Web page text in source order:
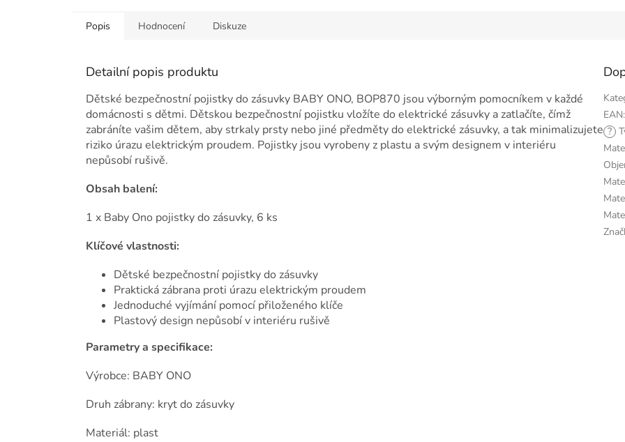
Popis Hodnocení Diskuze
Detailní popis produktu
Dětské bezpečnostní pojistky do zásuvky BABY ONO, BOP870 jsou výborným pomocníkem v každé
domácnosti s dětmi. Dětskou bezpečnostní pojistku vložíte do elektrické zásuvky a zatlačíte, čímž
zabráníte vašim dětem, aby strkaly prsty nebo jiné předměty do elektrické zásuvky, a tak minimalizujete
riziko úrazu elektrickým proudem. Pojistky jsou vyrobeny z plastu a svým designem v interiéru
nepůsobí rušivě.
Obsah balení:
1 x Baby Ono pojistky do zásuvky, 6 ks
Klíčové vlastnosti:
Dětské bezpečnostní pojistky do zásuvky
Praktická zábrana proti úrazu elektrickým proudem
Jednoduché vyjímání pomocí přiloženého klíče
Plastový design nepůsobí v interiéru rušivě
Parametry a specifikace:
Výrobce: BABY ONO
Druh zábrany: kryt do zásuvky
Materiál: plast
EAN:
?